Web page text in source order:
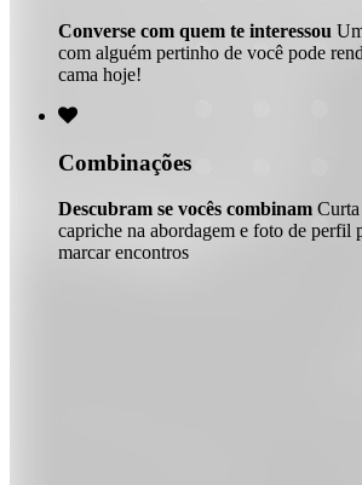
Converse com quem te interessou
com alguém pertinho de você pode
cama hoje!

Combinações
Descubram se vocês combinam Curta
capriche na abordagem e foto de perfil
marcar encontros